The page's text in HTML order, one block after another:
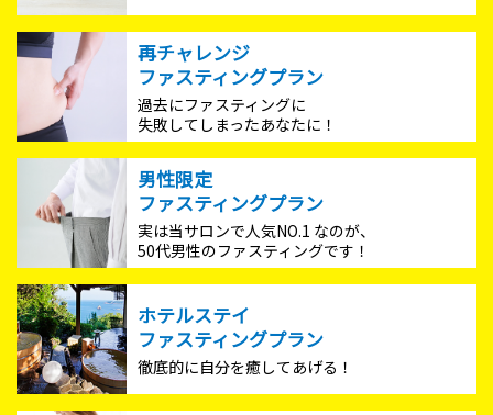
再チャレンジ
ファスティングプラン
過去にファスティングに
失敗してしまったあなたに！
男性限定
ファスティングプラン
実は当サロンで人気NO.1 なのが、
50代男性のファスティングです！
ホテルステイ
ファスティングプラン
徹底的に自分を癒してあげる！